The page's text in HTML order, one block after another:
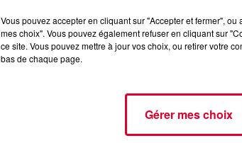
Vous pouvez accepter en cliquant sur "Accepter et fermer",
mes choix". Vous pouvez également refuser en cliquant sur
ce site. Vous pouvez mettre à jour vos choix, ou retirer votre
bas de chaque page.
Gérer mes choix